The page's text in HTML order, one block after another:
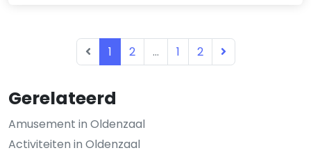
Gerelateerd
Amusement in Oldenzaal
Activiteiten in Oldenzaal
1 2 ... 1 2